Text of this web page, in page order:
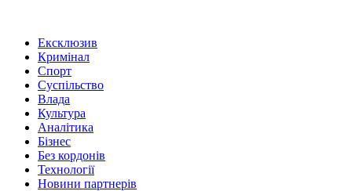
Ексклюзив
Кримінал
Спорт
Суспільство
Влада
Культура
Аналітика
Бізнес
Без кордонів
Технології
Новини партнерів